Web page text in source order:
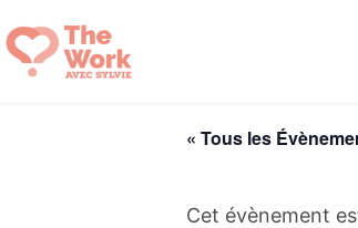
au
contenu
« Tous les
Cet évènement